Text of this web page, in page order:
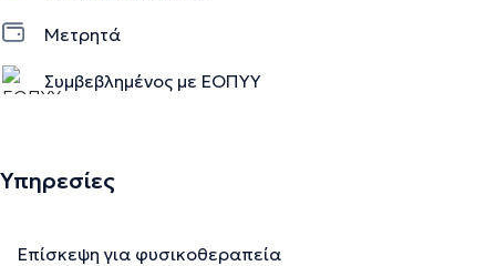
Μετρητά
Συμβεβλημένος με ΕΟΠΥΥ
Υπηρεσίες
Επίσκεψη για φυσικοθεραπεία